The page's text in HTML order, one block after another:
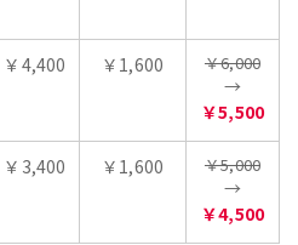
￥4,400 ￥1,600 ￥6,000
→
￥5,500
￥3,400 ￥1,600 ￥5,000
→
￥4,500